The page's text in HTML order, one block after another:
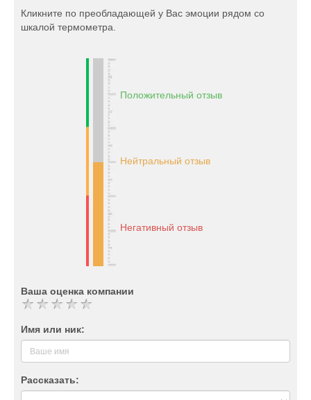
Кликните по преобладающей у Вас эмоции рядом со
шкалой термометра.
Положительный отзыв
Нейтральный отзыв
Негативный отзыв
Ваша оценка компании
Имя или ник:
Рассказать: